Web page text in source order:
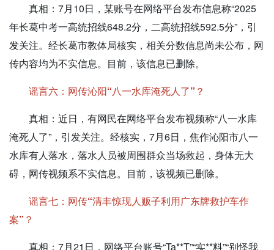
真相： 7月10日，某账号在网络平台发布信息称“2025
年长葛中考一高统招线648.2分，二高统招线592.5分”，引
发关注。经长葛市教体局核实，相关分数信息尚未公布，网
传内容均为不实信息。目前，该信息已删除。
谣言六：网传沁阳“八一水库淹死人了”？
真相： 近日，有网民在网络平台发布视频称“八一水库
淹死人了”，引发关注。经核实，7月6日，焦作沁阳市八一
水库有人落水，落水人员被周围群众当场救起，身体无大
碍，网传视频系不实信息。目前，该视频已删除。
谣言七：网传“清丰惊现人贩子利用广东牌救护车作
案”？
真相： 7月21日，网络平台账号“Ta**T”“实**料”“别怪我